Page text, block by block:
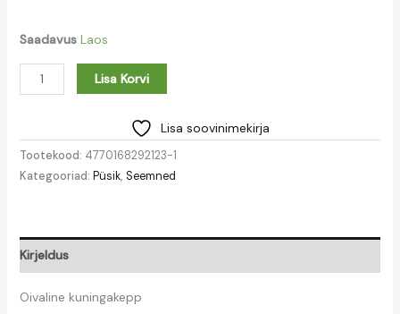
Saadavus Laos
Lisa Korvi
Lisa soovinimekirja
Tootekood: 4770168292123-1
Kategooriad: Püsik, Seemned
Kirjeldus
Oivaline kuningakepp